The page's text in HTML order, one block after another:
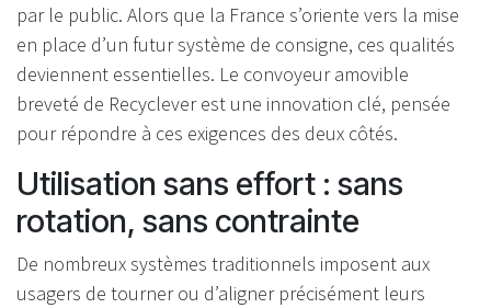
par le public. Alors que la France s’oriente vers la mise
en place d’un futur système de consigne, ces qualités
deviennent essentielles. Le convoyeur amovible
breveté de Recyclever est une innovation clé, pensée
pour répondre à ces exigences des deux côtés.
Utilisation sans effort : sans
rotation, sans contrainte
De nombreux systèmes traditionnels imposent aux
usagers de tourner ou d’aligner précisément leurs